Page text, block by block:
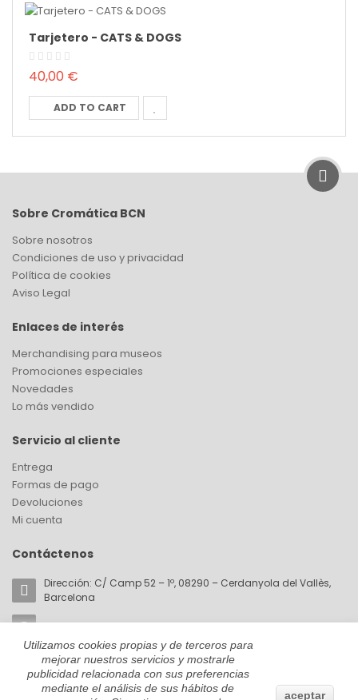
Tarjetero - CATS & DOGS
40,00 €
ADD TO CART
Sobre Cromática BCN
Sobre nosotros
Condiciones de uso y privacidad
Política de cookies
Aviso Legal
Enlaces de interés
Merchandising para museos
Promociones especiales
Novedades
Lo más vendido
Servicio al cliente
Entrega
Formas de pago
Devoluciones
Mi cuenta
Contáctenos
Dirección: C/ Camp 52 – 1º, 08290 – Cerdanyola del Vallès,
Barcelona
Email:akorin@cromaticabcn.com
Teléfono: +34 657 81 28 59
Utilizamos cookies propias y de terceros para
mejorar nuestros servicios y mostrarle
publicidad relacionada con sus preferencias
mediante el análisis de sus hábitos de
aceptar